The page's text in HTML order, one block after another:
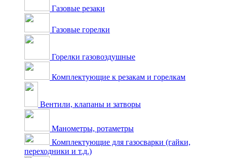
Газовые резаки
Газовые горелки
Горелки газовоздушные
Комплектующие к резакам и горелкам
Вентили, клапаны и затворы
Манометры, ротаметры
Комплектующие для газосварки (гайки,
переходники и т.д.)